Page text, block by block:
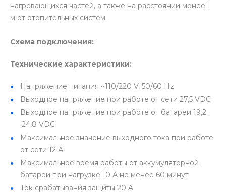
нагревающихся частей, а также на расстоянии менее 1
м от отопительных систем.
Схема подключения:
Технические характеристики:
Напряжение питания ~110/220 V, 50/60 Hz
Выходное напряжение при работе от сети 27,5 VDC
Выходное напряжение при работе от батареи 19,2 .
.24,8 VDC
Максимальное значение выходного тока при работе
от сети 12 А
Максимальное время работы от аккумуляторной
батареи при нагрузке 10 А не менее 60 минут
Ток срабатывания защиты 20 A